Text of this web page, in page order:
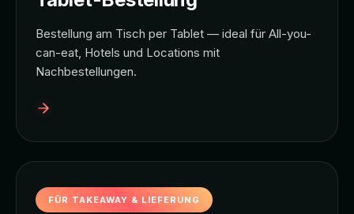
Bestellung am Tisch per Tablet — ideal für All-you-
can-eat, Hotels und Locations mit
Nachbestellungen.
FÜR TAKEAWAY & LIEFERUNG